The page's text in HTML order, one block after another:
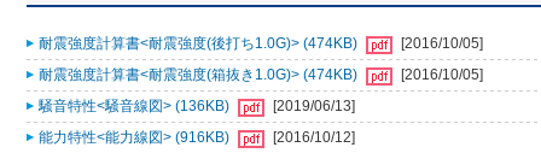
耐震強度計算書<耐震強度(後打ち1.0G)> (474KB)
[2016/10/05]
耐震強度計算書<耐震強度(箱抜き1.0G)> (474KB)
[2016/10/05]
騒音特性<騒音線図> (136KB)
[2019/06/13]
能力特性<能力線図> (916KB)
[2016/10/12]